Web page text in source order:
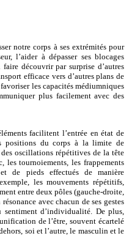
notre corps à ses extrémités pour
l’aider à dépasser ses blocages
découvrir par surprise d’autres
efficace vers d’autres plans de
les capacités médiumniques
plus facilement avec des
facilitent l’entrée en état de
positions du corps à la limite de
oscillations répétitives de la tête
les tournoiements, les frappements
de pieds effectués de manière
les mouvements répétitifs,
entre deux pôles (gauche-droite,
avec chacun de ses gestes
d’individualité. De plus,
de l’être, souvent écartelé
soi et l’autre, le masculin et le